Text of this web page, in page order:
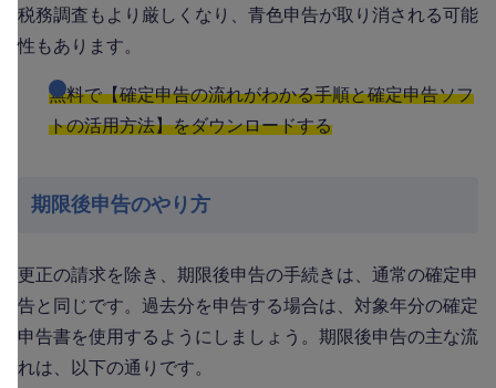
税務調査もより厳しくなり、青色申告が取り消される可能
性もあります。
無料で【確定申告の流れがわかる手順と確定申告ソフ
トの活用方法】をダウンロードする
期限後申告のやり方
更正の請求を除き、期限後申告の手続きは、通常の確定申
告と同じです。過去分を申告する場合は、対象年分の確定
申告書を使用するようにしましょう。期限後申告の主な流
れは、以下の通りです。